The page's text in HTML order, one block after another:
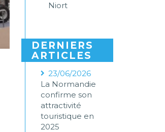
Niort
DERNIERS
ARTICLES
23/06/2026
La Normandie
confirme son
attractivité
touristique en
2025